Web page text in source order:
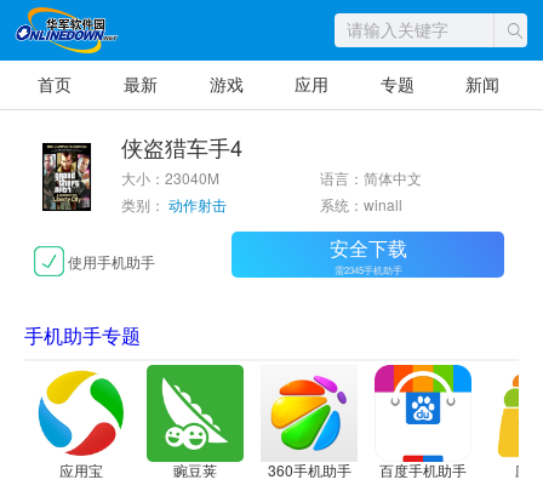
首页 最新 游戏 应用 专题 新闻
侠盗猎车手4
大小：23040M
语言：简体中文
类别： 动作射击 系统：winall
使用手机助手 安全下载
需2345手机助手
手机助手专题
应用宝 豌豆荚 360手机助手 百度手机助手 应